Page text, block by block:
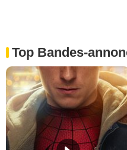
Top Bandes-